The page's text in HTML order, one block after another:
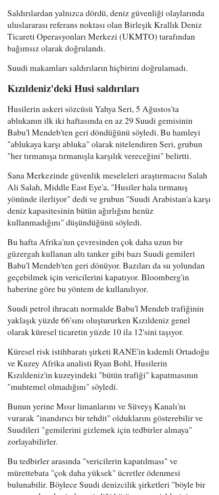
Saldırılardan yalnızca dördü, deniz güvenliği olaylarında
uluslararası referans noktası olan Birleşik Krallık Deniz
Ticareti Operasyonları Merkezi (UKMTO) tarafından
bağımsız olarak doğrulandı.
Suudi makamları saldırıların hiçbirini doğrulamadı.
Kızıldeniz'deki Husi saldırıları
Husilerin askeri sözcüsü Yahya Seri, 5 Ağustos'ta
ablukanın ilk iki haftasında en az 29 Suudi gemisinin
Babu'l Mendeb'ten geri döndüğünü söyledi. Bu hamleyi
"ablukaya karşı abluka" olarak nitelendiren Seri, grubun
"her tırmanışa tırmanışla karşılık vereceğini" belirtti.
Sana Merkezinde güvenlik meseleleri araştırmacısı Salah
Ali Salah, Middle East Eye'a, "Husiler hala tırmanış
yönünde ilerliyor" dedi ve grubun "Suudi Arabistan'a karşı
deniz kapasitesinin bütün ağırlığını henüz
kullanmadığını" düşündüğünü söyledi.
Bu hafta Afrika'nın çevresinden çok daha uzun bir
güzergah kullanan altı tanker gibi bazı Suudi gemileri
Babu'l Mendeb'ten geri dönüyor. Bazıları da su yolundan
geçebilmek için vericilerini kapatıyor. Bloomberg'in
haberine göre bu yöntem de kullanılıyor.
Suudi petrol ihracatı normalde Babu'l Mendeb trafiğinin
yaklaşık yüzde 66'sını oluştururken Kızıldeniz genel
olarak küresel ticaretin yüzde 10 ila 12'sini taşıyor.
Küresel risk istihbaratı şirketi RANE'in kıdemli Ortadoğu
ve Kuzey Afrika analisti Ryan Bohl, Husilerin
Kızıldeniz'in kuzeyindeki "bütün trafiği" kapatmasının
"muhtemel olmadığını" söyledi.
Bunun yerine Mısır limanlarını ve Süveyş Kanalı'nı
vurarak "inandırıcı bir tehdit" olduklarını gösterebilir ve
Suudileri "gemilerini gizlemek için tedbirler almaya"
zorlayabilirler.
Bu tedbirler arasında "vericilerin kapatılması" ve
mürettebata "çok daha yüksek" ücretler ödenmesi
bulunabilir. Böylece Suudi denizcilik şirketleri "böyle bir